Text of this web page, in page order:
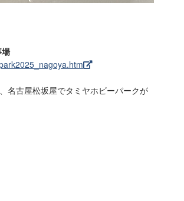
名古屋松坂屋でタミヤホビーパークが